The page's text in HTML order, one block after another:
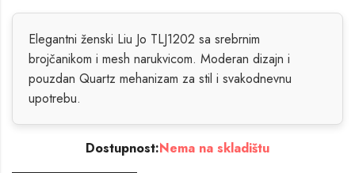
Elegantni ženski Liu Jo TLJ1202 sa srebrnim
brojčanikom i mesh narukvicom. Moderan dizajn i
pouzdan Quartz mehanizam za stil i svakodnevnu
upotrebu.
Dostupnost:Nema na skladištu